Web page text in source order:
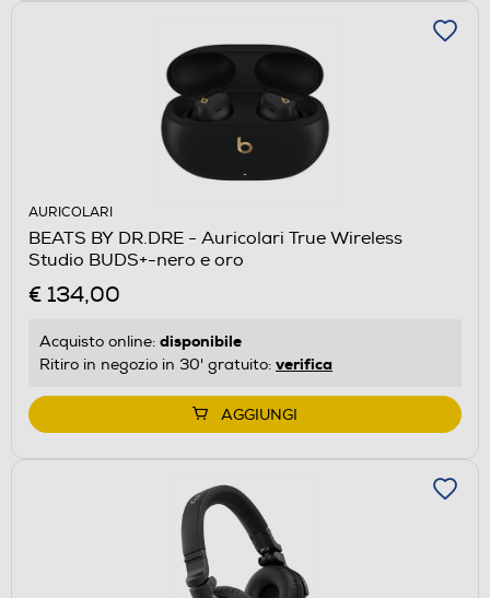
AURICOLARI
BEATS BY DR.DRE - Auricolari True Wireless
Studio BUDS+-nero e oro
€ 134,00
Acquisto online: disponibile
Ritiro in negozio in 30' gratuito: verifica
AGGIUNGI